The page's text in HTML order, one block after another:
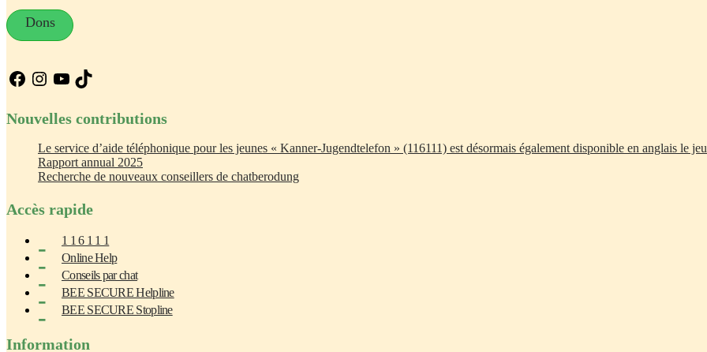
Dons
Facebook
Instagram
YouTube
TikTok
Nouvelles contributions
Le service d’aide téléphonique pour les jeunes « Kanner-Jugendtelefon » (116111) est désormais également disponible en anglais le
Rapport annual 2025
Recherche de nouveaux conseillers de chatberodung
Accès rapide
1 1 6 1 1 1
Online Help
Conseils par chat
BEE SECURE Helpline
BEE SECURE Stopline
Information